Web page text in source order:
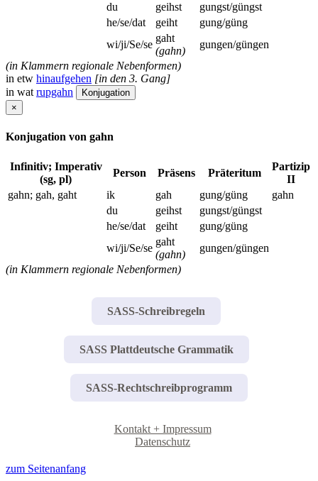
du
geihst
gungst/güngst
he/se/dat
geiht
gung/güng
wi/ji/Se/se
gaht
(gahn)
gungen/güngen
(in Klammern regionale Nebenformen)
in etw hinaufgehen [in den 3. Gang]
in wat rupgahn
Konjugation
×
Konjugation von gahn
Infinitiv; Imperativ
(sg, pl)
Person Präsens Präteritum
Partizip
II
gahn; gah, gaht
ik gah gung/güng
gahn
du
geihst
gungst/güngst
he/se/dat
geiht
gung/güng
wi/ji/Se/se
gaht
(gahn)
gungen/güngen
(in Klammern regionale Nebenformen)
SASS-Schreibregeln
SASS Plattdeutsche Grammatik
SASS-Rechtschreibprogramm
Kontakt + Impressum
Datenschutz
zum Seitenanfang